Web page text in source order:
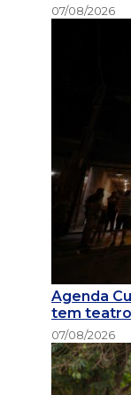
07/08/2026
Agenda
tem
07/08/2026